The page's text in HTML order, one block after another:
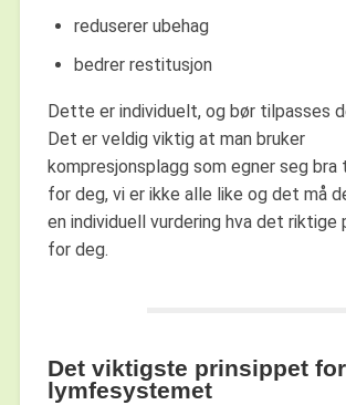
reduserer ubehag
bedrer restitusjon
Dette er individuelt, og bør tilpasses
Det er veldig viktig at man bruker
kompresjonsplagg som egner seg bra
for deg, vi er ikke alle like og det må
en individuell vurdering hva det riktige
for deg.
Det viktigste prinsippet for
lymfesystemet